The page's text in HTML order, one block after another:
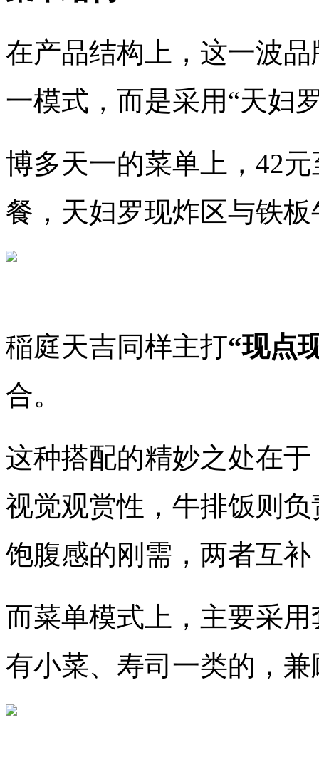
在产品结构上，这一波
一模式，而是采用“天妇
博多天一的菜单上，42
餐，天妇罗现炸区与铁
稲庭天吉同样主打“现点
合。
这种搭配的精妙之处在
视觉观赏性，牛排饭则
饱腹感的刚需，两者互
而菜单模式上，主要采
有小菜、寿司一类的，